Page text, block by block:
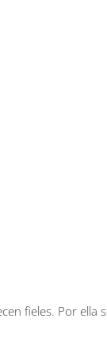
fieles. Por ella